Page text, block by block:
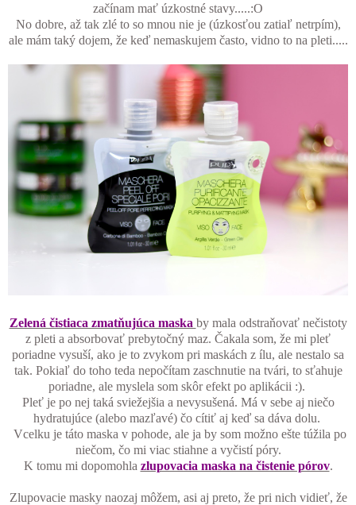
začínam mať úzkostné stavy.....:O
No dobre, až tak zlé to so mnou nie je (úzkosťou zatiaľ netrpím),
ale mám taký dojem, že keď nemaskujem často, vidno to na pleti.....
Zelená čistiaca zmatňujúca maska by mala odstraňovať nečistoty
z pleti a absorbovať prebytočný maz. Čakala som, že mi pleť
poriadne vysuší, ako je to zvykom pri maskách z ílu, ale nestalo sa
tak. Pokiaľ do toho teda nepočítam zaschnutie na tvári, to sťahuje
poriadne, ale myslela som skôr efekt po aplikácii :).
Pleť je po nej taká sviežejšia a nevysušená. Má v sebe aj niečo
hydratujúce (alebo mazľavé) čo cítiť aj keď sa dáva dolu.
Vcelku je táto maska v pohode, ale ja by som možno ešte túžila po
niečom, čo mi viac stiahne a vyčistí póry.
K tomu mi dopomohla zlupovacia maska na čistenie pórov.
Zlupovacie masky naozaj môžem, asi aj preto, že pri nich vidieť, že